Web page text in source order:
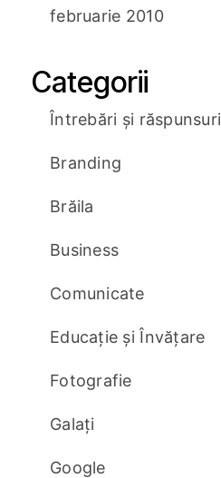
februarie 2010
Categorii
Întrebări și răspunsuri
Branding
Brăila
Business
Comunicate
Educație și Învățare
Fotografie
Galați
Google